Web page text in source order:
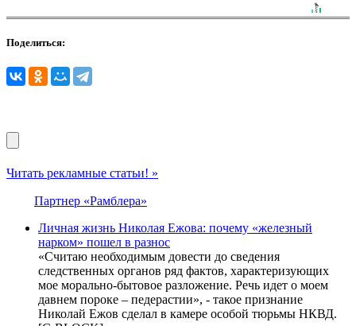
Поделиться:
Читать рекламные статьи! »
Партнер «Рамблера»
Личная жизнь Николая Ежова: почему «железный
нарком» пошел в разнос
«Считаю необходимым довести до сведения
следственных органов ряд фактов, характеризующих
мое морально-бытовое разложение. Речь идет о моем
давнем пороке – педерастии», - такое признание
Николай Ежов сделал в камере особой тюрьмы НКВД.